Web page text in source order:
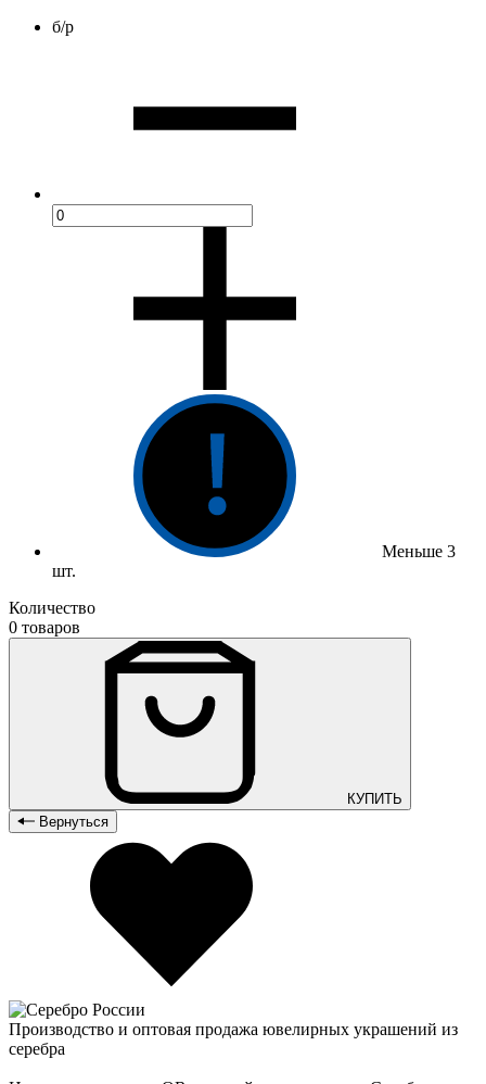
б/р
Меньше 3
шт.
Количество
0 товаров
КУПИТЬ
Вернуться
Производство и оптовая продажа ювелирных украшений из
серебра